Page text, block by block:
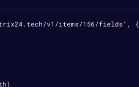
v1/items/156/fields', {